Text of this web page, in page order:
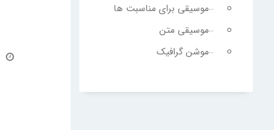
موسیقی برای مناسبت ها
موسیقی متن
موشن گرافیک